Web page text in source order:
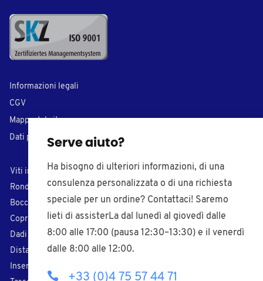
Serve aiuto?
Ha bisogno di ulteriori informazioni, di una
consulenza personalizzata o di una richiesta
speciale per un ordine? Contattaci! Saremo
lieti di assisterLa dal lunedì al giovedì dalle
8:00 alle 17:00 (pausa 12:30–13:30) e il venerdì
dalle 8:00 alle 12:00.
+33 (0)4 75 57 44 71
Informazioni legali
CGV
Mappa del sito
Dati personali
Viti in plastica
Tappi di chiusura
Rondelle in plastica
Inserti per tubi
Boccole in plastica
Puntali di plastica
Coprivite in plastica
Piedi regolabili
Dadi in plastica
Pomelli filettati
Distanziali
Paracolpi adesivi
Inserti filettati